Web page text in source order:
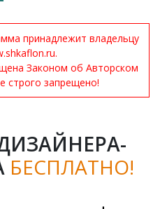
принадлежит владельцу
Законом об Авторском
строго запрещено!
БЕСПЛАТНО!